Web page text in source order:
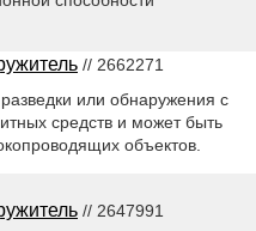
// 2662271
или обнаружения с
средств и может быть
объектов.
// 2647991